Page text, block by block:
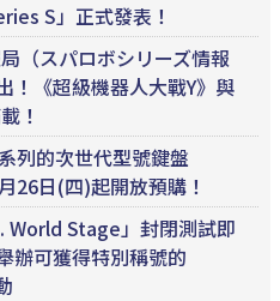
S」正式發表！
（スパロボシリーズ情報
！《超級機器人大戰Y》與
！
列的次世代型號鍵盤
26日(四)起開放預購！
World Stage」封閉測試即
辦可獲得特別稱號的